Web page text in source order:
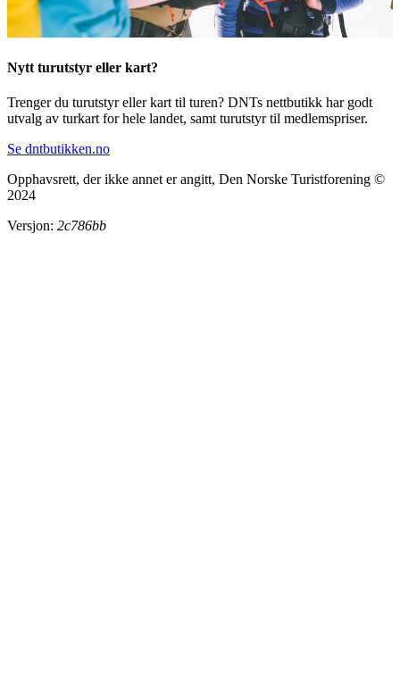
Nytt turutstyr eller kart?
Trenger du turutstyr eller kart til turen? DNTs nettbutikk har godt
utvalg av turkart for hele landet, samt turutstyr til medlemspriser.
Se dntbutikken.no
Opphavsrett, der ikke annet er angitt, Den Norske Turistforening ©
2024
Versjon: 2c786bb